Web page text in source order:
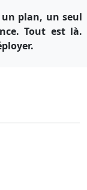
plan, un seul
Tout est là.